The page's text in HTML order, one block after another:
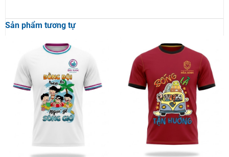
Sản phẩm tương tự